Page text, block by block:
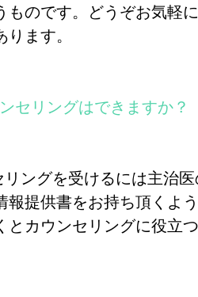
のです。どうぞお気軽
ます。
ンセリングはできます
ングを受けるには主治
提供書をお持ち頂くよ
とカウンセリングに役立